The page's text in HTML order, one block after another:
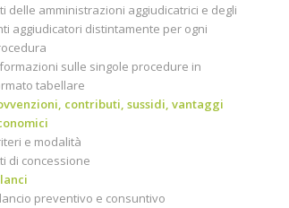
delle amministrazioni aggiudicatrici e degli
aggiudicatori distintamente per ogni
sulle singole procedure in
tabellare
contributi, sussidi, vantaggi
e modalità
di concessione
preventivo e consuntivo